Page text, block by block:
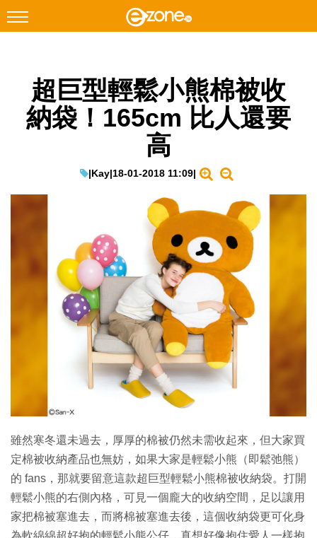
Facebook Instagram
科技焦點
教學評測
生成式AI與雲端應用
Enterprise Digital Transformation
超巨型輕鬆小熊棉被收
納袋！165cm 比人還要
高
|Kay|18-01-2018 11:09|
雖然寒冬還未過去，厚厚的棉被仍然未需收起來，但大家買
定棉被收納產品也無妨，如果大家是輕鬆小熊（即鬆弛熊）
的 fans，那就要留意這款超巨型輕鬆小熊棉被收納袋。打開
輕鬆小熊的右側內格，可見一個龐大的收納空間，足以讓用
家把棉被塞進去，而將棉被塞進去後，這個收納袋更可化身
為軟綿綿超好抱的輕鬆小熊公仔，真想好像抱住愛人一樣抱